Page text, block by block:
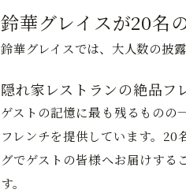
鈴華グレイスが20名
鈴華グレイスでは、大人数の披
隠れ家レストランの絶品フ
ゲストの記憶に最も残るものの
フレンチを提供しています。
グでゲストの皆様へお届けする
す。